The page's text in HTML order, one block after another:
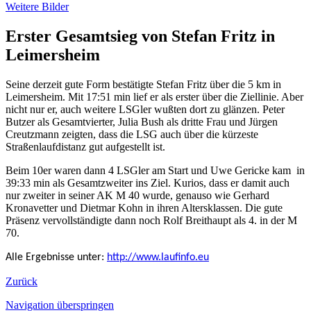
Weitere Bilder
Erster Gesamtsieg von Stefan Fritz in
Leimersheim
Seine derzeit gute Form bestätigte Stefan Fritz über die 5 km in
Leimersheim. Mit 17:51 min lief er als erster über die Ziellinie. Aber
nicht nur er, auch weitere LSGler wußten dort zu glänzen. Peter
Butzer als Gesamtvierter, Julia Bush als dritte Frau und Jürgen
Creutzmann zeigten, dass die LSG auch über die kürzeste
Straßenlaufdistanz gut aufgestellt ist.
Beim 10er waren dann 4 LSGler am Start und Uwe Gericke kam in
39:33 min als Gesamtzweiter ins Ziel. Kurios, dass er damit auch
nur zweiter in seiner AK M 40 wurde, genauso wie Gerhard
Kronavetter und Dietmar Kohn in ihren Altersklassen. Die gute
Präsenz vervollständigte dann noch Rolf Breithaupt als 4. in der M
70.
Alle Ergebnisse unter: http://www.laufinfo.eu
Zurück
Navigation überspringen